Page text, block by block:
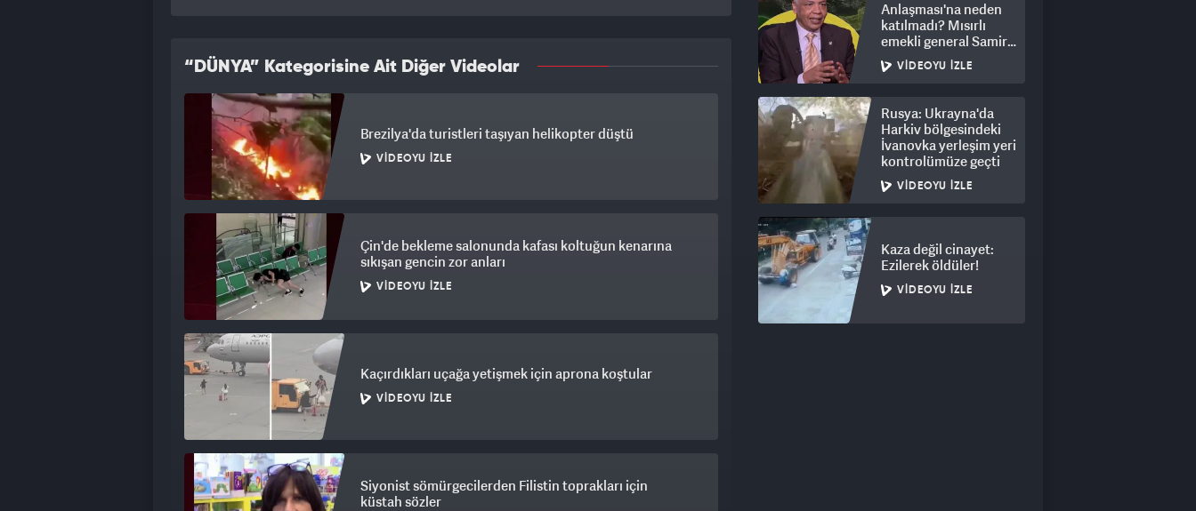
“DÜNYA” Kategorisine Ait Diğer Videolar
Brezilya'da turistleri taşıyan helikopter düştü
VIDEOYU İZLE
Çin'de bekleme salonunda kafası koltuğun kenarına
sıkışan gencin zor anları
VIDEOYU İZLE
Kaçırdıkları uçağa yetişmek için aprona koştular
VIDEOYU İZLE
Siyonist sömürgecilerden Filistin toprakları için
küstah sözler
Anlaşması'na neden
katılmadı? Mısırlı
emekli general Samir
Ragheb açıkladı
VIDEOYU İZLE
Rusya: Ukrayna'da
Harkiv bölgesindeki
İvanovka yerleşim yeri
kontrolümüze geçti
VIDEOYU İZLE
Kaza değil cinayet:
Ezilerek öldüler!
VIDEOYU İZLE